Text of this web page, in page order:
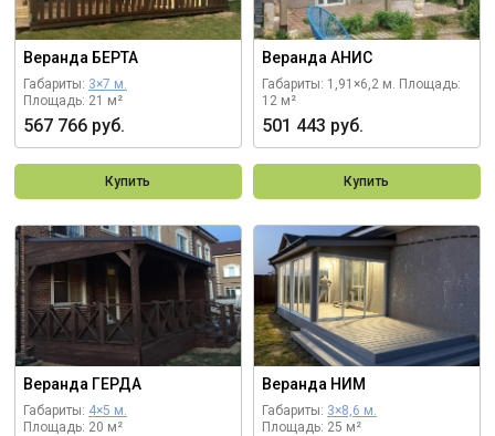
Веранда БЕРТА
Габариты: 3×7 м.
Площадь: 21 м²
567 766 руб.
Купить
Веранда АНИС
Габариты: 1,91×6,2 м. Площадь:
12 м²
501 443 руб.
Купить
Веранда ГЕРДА
Габариты: 4×5 м.
Площадь: 20 м²
Веранда НИМ
Габариты: 3×8,6 м.
Площадь: 25 м²